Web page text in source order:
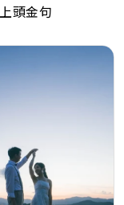
頭金句